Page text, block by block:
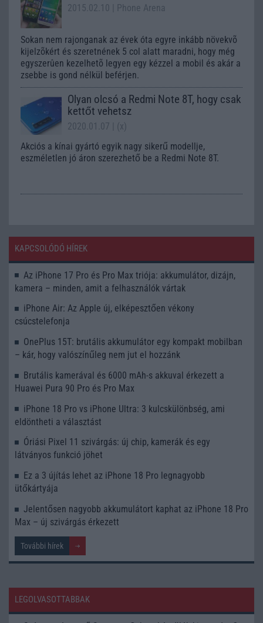
2015.02.10 | Phone Arena
Sokan nem rajonganak az évek óta egyre inkább növekvõ
kijelzõkért és szeretnének 5 col alatt maradni, hogy még
egyszerûen kezelhetõ legyen egy kézzel a mobil és akár a
zsebbe is gond nélkül beférjen.
Olyan olcsó a Redmi Note 8T, hogy csak
kettőt vehetsz
2020.01.07
| (x)
Akciós a kínai gyártó egyik nagy sikerű modellje,
eszméletlen jó áron szerezhető be a Redmi Note 8T.
KAPCSOLÓDÓ HÍREK
Az iPhone 17 Pro és Pro Max triója: akkumulátor, dizájn,
kamera – minden, amit a felhasználók vártak
iPhone Air: Az Apple új, elképesztően vékony
csúcstelefonja
OnePlus 15T: brutális akkumulátor egy kompakt mobilban
– kár, hogy valószínűleg nem jut el hozzánk
Brutális kamerával és 6000 mAh-s akkuval érkezett a
Huawei Pura 90 Pro és Pro Max
iPhone 18 Pro vs iPhone Ultra: 3 kulcskülönbség, ami
eldöntheti a választást
Óriási Pixel 11 szivárgás: új chip, kamerák és egy
látványos funkció jöhet
Ez a 3 újítás lehet az iPhone 18 Pro legnagyobb
ütőkártyája
Jelentősen nagyobb akkumulátort kaphat az iPhone 18 Pro
Max – új szivárgás érkezett
További hírek
LEGOLVASOTTABBAK